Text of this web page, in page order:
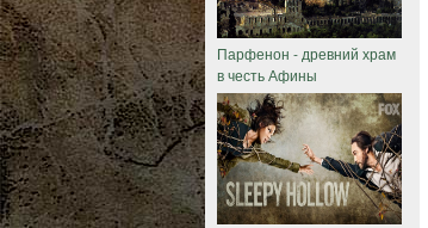
Парфенон - древний храм
в честь Афины